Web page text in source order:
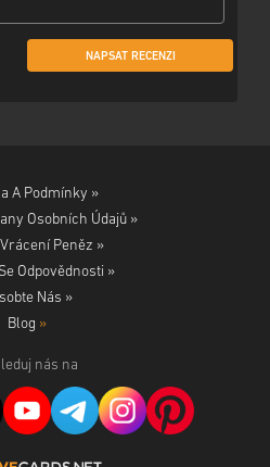
NAPSAT RECENZI
A Podmínky »
Osobních Údajů »
Peněz »
Odpovědnosti »
Nás »
Blog »
nás na